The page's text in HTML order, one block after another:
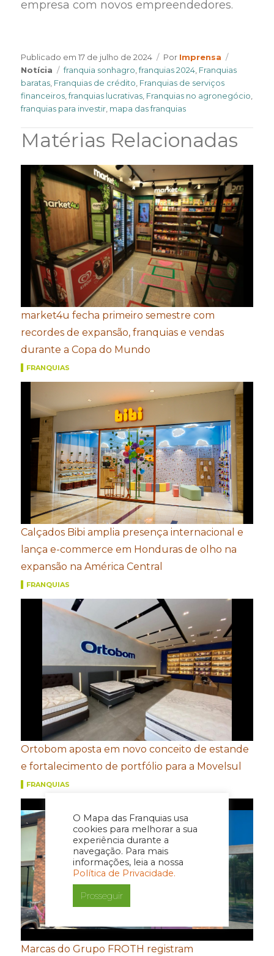
O Mapa das Franquias usa
cookies para melhorar a sua
experiência durante a
navegação. Para mais
informações, leia a nossa
Política de Privacidade.
Prosseguir
empresa com novos empreendedores.
Publicado em17 de julho de 2024 Por Author
Imprensa
Notícia
Tags
franquia sonhagro ,franquias 2024 Franquias
baratas Franquias de crédito Franquias de serviços
financeiros ,franquias lucrativas Franquias no agronegócio
franquias para investir mapa das franquias
Matérias Relacionadas
market4u fecha primeiro semestre com
recordes de expansão, franquias e vendas
durante a Copa do Mundo
FRANQUIAS
Calçados Bibi amplia presença internacional e
lança e-commerce em Honduras de olho na
expansão na América Central
FRANQUIAS
Ortobom aposta em novo conceito de estande
e fortalecimento de portfólio para a Movelsul
FRANQUIAS
Marcas do Grupo FROTH registram